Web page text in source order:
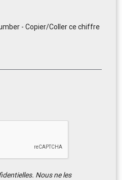
- Copier/Coller ce chiffre
Nous ne les